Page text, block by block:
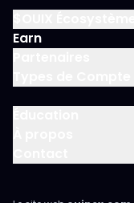
Earn